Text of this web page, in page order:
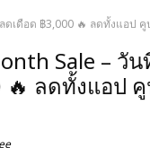
เดือด ฿3,000 🔥 ลดทั้งแอป
Sale – วั
🔥 ลดทั้งแอป